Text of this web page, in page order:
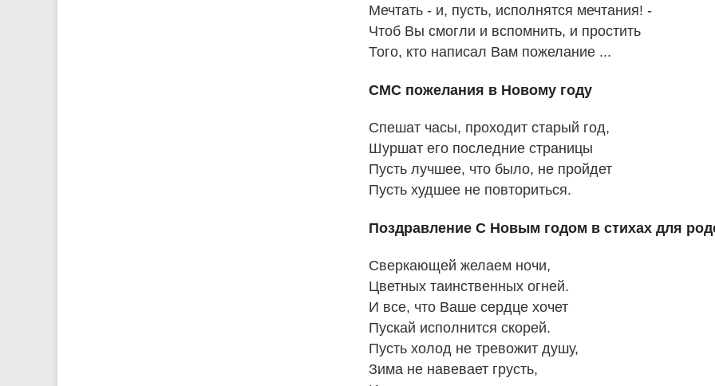
Мечтать - и, пусть, исполнятся мечтания! -
Чтоб Вы смогли и вспомнить, и простить
Того, кто написал Вам пожелание ...
СМС пожелания в Новому году
Спешат часы, проходит старый год,
Шуршат его последние страницы
Пусть лучшее, что было, не пройдет
Пусть худшее не повториться.
Поздравление С Новым годом в стихах для
Сверкающей желаем ночи,
Цветных таинственных огней.
И все, что Ваше сердце хочет
Пускай исполнится скорей.
Пусть холод не тревожит душу,
Зима не навевает грусть,